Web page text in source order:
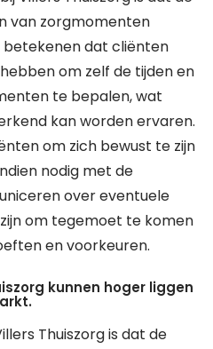
van zorgmomenten
betekenen dat cliënten
om zelf de tijden en
te bepalen, wat
kan worden ervaren.
om zich bewust te zijn
nodig met de
over eventuele
om tegemoet te komen
en voorkeuren.
kunnen hoger liggen
Thuiszorg is dat de